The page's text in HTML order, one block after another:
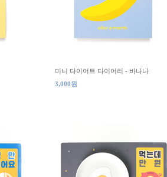
미니 다이어트 다이어리 - 바나나
3,000원